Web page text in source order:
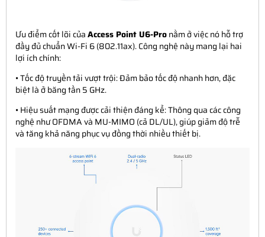
Ưu điểm cốt lõi củaAccess Point U6-Pronằm ở việc nó hỗ trợ
đầy đủ chuẩn Wi-Fi 6 (802.11ax). Công nghệ này mang lại hai
lợi ích chính:
• Tốc độ truyền tải vượt trội: Đảm bảo tốc độ nhanh hơn, đặc
biệt là ở băng tần 5 GHz.
• Hiệu suất mạng được cải thiện đáng kể: Thông qua các công
nghệ như OFDMA và MU-MIMO (cả DL/UL), giúp giảm độ trễ
và tăng khả năng phục vụ đồng thời nhiều thiết bị.